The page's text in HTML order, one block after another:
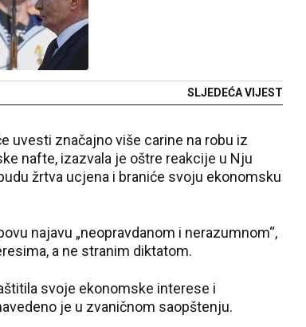
SLJEDEĆA VIJEST
uvesti značajno više carine na robu iz
nafte, izazvala je oštre reakcije u Nju
žrtva ucjena i braniće svoju ekonomsku
najavu „neopravdanom i nerazumnom“,
a ne stranim diktatom.
svoje ekonomske interese i
je u zvaničnom saopštenju.